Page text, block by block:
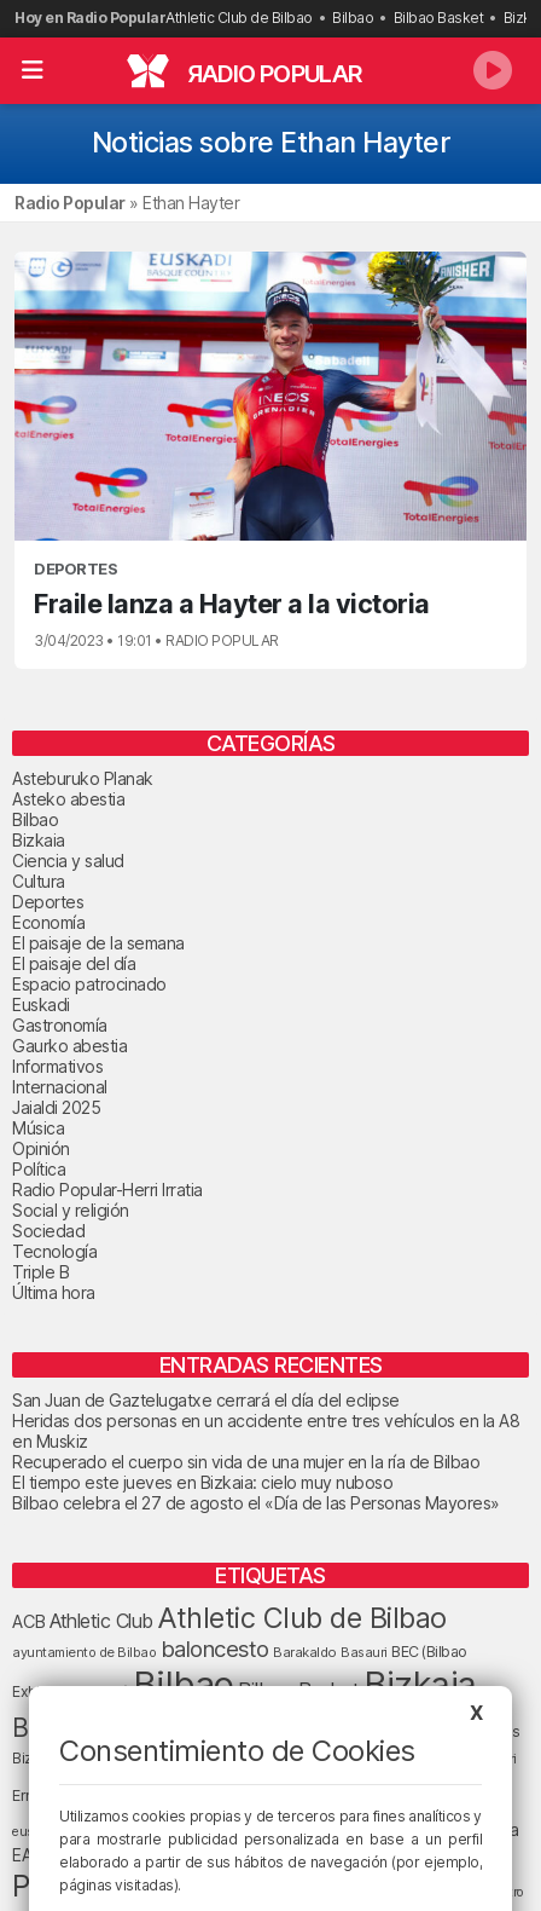
Saltar
al
contenido
Hoy en Radio PopularAthletic Club de Bilbao Bilbao Bilbao Basket
RADIO POPULAR
Noticias sobre Ethan Hayter
Radio Popular» Ethan Hayter
DEPORTES
Fraile lanza a Hayter a la victoria
3/04/2023 • 19:01 • RADIO POPULAR
CATEGORÍAS
Asteburuko Planak
Asteko abestia
Bilbao
Bizkaia
Ciencia y salud
Cultura
Deportes
Economía
El paisaje de la semana
El paisaje del día
Espacio patrocinado
Euskadi
Gastronomía
Gaurko abestia
Informativos
Internacional
Jaialdi 2025
Música
Opinión
Política
Radio Popular-Herri Irratia
Social y religión
Sociedad
Tecnología
Triple B
Última hora
ENTRADAS RECIENTES
San Juan de Gaztelugatxe cerrará el día del eclipse
Heridas dos personas en un accidente entre tres vehículos en la A8
en Muskiz
Recuperado el cuerpo sin vida de una mujer en la ría de Bilbao
El tiempo este jueves en Bizkaia: cielo muy nuboso
Bilbao celebra el 27 de agosto el «Día de las Personas Mayores»
ETIQUETAS
ACB Athletic Club Athletic Club de Bilbao
ayuntamiento de Bilbao baloncesto Barakaldo Basauri BEC (Bilbao
Exhibition Center) BilbaoBilbao BasketBizkaia
Bizkaia y sus comarcas cultura
Cáritas
Bizkaia
Deusto Diócesis de Bilbao Egunon Bizkaia el tiempo Enkarterri
Ernesto Valverde Euskadi (País Vasco)
euskera fútbol Gobierno vasco juanma jubera LaLiga LaLiga
EA Sports Liga Endesa música noticias Osakidetza planes
Política religión San Mamés Teatro
X
Consentimiento de Cookies
Utilizamos cookies propias y de terceros para fines analíticos y
para mostrarle publicidad personalizada en base a un perfil
elaborado a partir de sus hábitos de navegación (por ejemplo,
páginas visitadas).